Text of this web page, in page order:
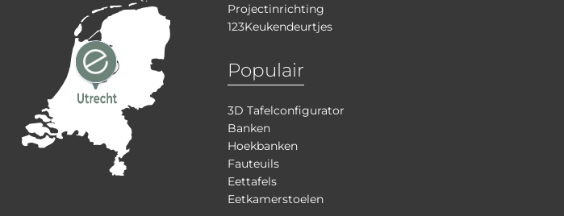
Projectinrichting
123Keukendeurtjes
Populair
3D Tafelconfigurator
Banken
Hoekbanken
Fauteuils
Eettafels
Eetkamerstoelen